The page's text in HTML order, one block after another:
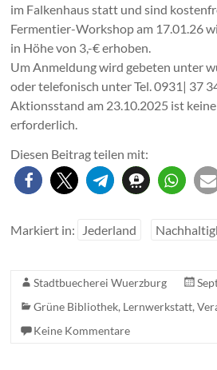
im Falkenhaus statt und sind
Fermentier-Workshop am 17.01.26
in Höhe von 3,-€ erhoben.
Um Anmeldung wird gebeten unter
oder telefonisch unter Tel. 0931| 37
Aktionsstand am 23.10.2025 ist
erforderlich.
Diesen Beitrag teilen mit:
Markiert in: Jederland
Stadtbuecherei Wuerzburg
Grüne Bibliothek, Lernwerkstatt,
Keine Kommentare